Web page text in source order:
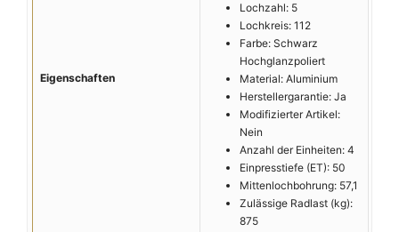
Eigenschaften
Lochzahl: 5
Lochkreis: 112
Farbe: Schwarz
Hochglanzpoliert
Material: Aluminium
Herstellergarantie: Ja
Modifizierter Artikel:
Nein
Anzahl der Einheiten: 4
Einpresstiefe (ET): 50
Mittenlochbohrung: 57,1
Zulässige Radlast (kg):
875